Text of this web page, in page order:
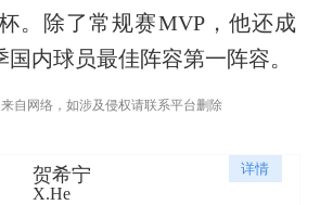
。除了常规赛MVP，他还成
内球员最佳阵容第一阵容。
自网络，如涉及侵权请联系平台删除
详情
贺希宁
X.He